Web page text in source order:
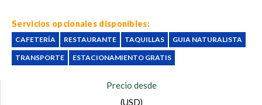
Servicios opcionales disponibles:
CAFETERÍA RESTAURANTE TAQUILLAS GUIA NATURALISTA
TRANSPORTE ESTACIONAMIENTO GRATIS
Precio desde
(USD)